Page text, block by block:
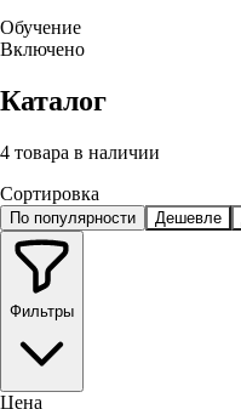
Обучение
Включено
Каталог
4 товара в наличии
Сортировка
По популярности Дешевле
Фильтры
Цена